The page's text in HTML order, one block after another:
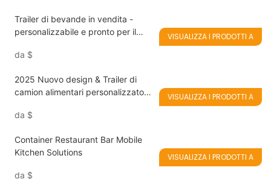
Trailer di bevande in vendita -
personalizzabile e pronto per il
da $
VISUALIZZA I PRODOTTI A
2025 Nuovo design & Trailer di
camion alimentari personalizzato
certificato CE/DOT
da $
VISUALIZZA I PRODOTTI A
Container Restaurant Bar Mobile
Kitchen Solutions
da $
VISUALIZZA I PRODOTTI A